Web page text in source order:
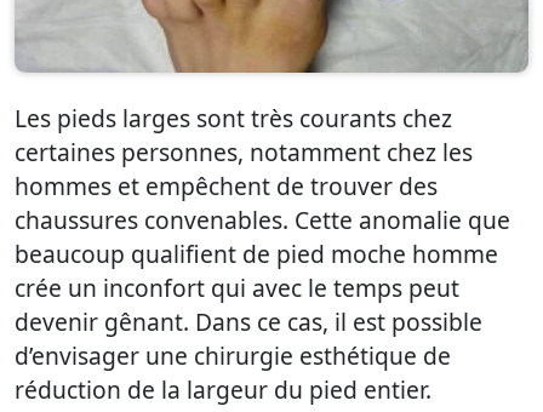
Les pieds larges sont très courants chez
certaines personnes, notamment chez les
hommes et empêchent de trouver des
chaussures convenables. Cette anomalie que
beaucoup qualifient de pied moche homme
crée un inconfort qui avec le temps peut
devenir gênant. Dans ce cas, il est possible
d’envisager une chirurgie esthétique de
réduction de la largeur du pied entier.